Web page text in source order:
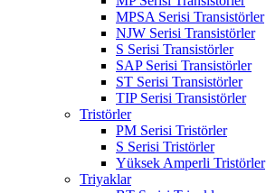
MPSA Serisi Transistörler
NJW Serisi Transistörler
S Serisi Transistörler
SAP Serisi Transistörler
ST Serisi Transistörler
TIP Serisi Transistörler
Tristörler
PM Serisi Tristörler
S Serisi Tristörler
Yüksek Amperli Tristörler
Triyaklar